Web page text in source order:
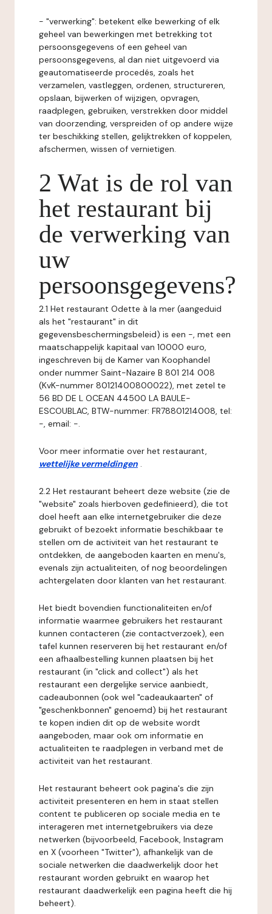
- "verwerking": betekent elke bewerking of elk
geheel van bewerkingen met betrekking tot
persoonsgegevens of een geheel van
persoonsgegevens, al dan niet uitgevoerd via
geautomatiseerde procedés, zoals het
verzamelen, vastleggen, ordenen, structureren,
opslaan, bijwerken of wijzigen, opvragen,
raadplegen, gebruiken, verstrekken door middel
van doorzending, verspreiden of op andere wijze
ter beschikking stellen, gelijktrekken of koppelen,
afschermen, wissen of vernietigen.
2 Wat is de rol van
het restaurant bij
de verwerking van
uw
persoonsgegevens?
2.1 Het restaurant Odette à la mer (aangeduid
als het "restaurant" in dit
gegevensbeschermingsbeleid) is een -, met een
maatschappelijk kapitaal van 10000 euro,
ingeschreven bij de Kamer van Koophandel
onder nummer Saint-Nazaire B 801 214 008
(KvK-nummer 80121400800022), met zetel te
56 BD DE L OCEAN 44500 LA BAULE-
ESCOUBLAC, BTW-nummer: FR78801214008, tel:
-, email: -.
Voor meer informatie over het restaurant,
wettelijke vermeldingen .
2.2 Het restaurant beheert deze website (zie de
"website" zoals hierboven gedefinieerd), die tot
doel heeft aan elke internetgebruiker die deze
gebruikt of bezoekt informatie beschikbaar te
stellen om de activiteit van het restaurant te
ontdekken, de aangeboden kaarten en menu's,
evenals zijn actualiteiten, of nog beoordelingen
achtergelaten door klanten van het restaurant.
Het biedt bovendien functionaliteiten en/of
informatie waarmee gebruikers het restaurant
kunnen contacteren (zie contactverzoek), een
tafel kunnen reserveren bij het restaurant en/of
een afhaalbestelling kunnen plaatsen bij het
restaurant (in "click and collect") als het
restaurant een dergelijke service aanbiedt,
cadeaubonnen (ook wel "cadeaukaarten" of
"geschenkbonnen" genoemd) bij het restaurant
te kopen indien dit op de website wordt
aangeboden, maar ook om informatie en
actualiteiten te raadplegen in verband met de
activiteit van het restaurant.
Het restaurant beheert ook pagina's die zijn
activiteit presenteren en hem in staat stellen
content te publiceren op sociale media en te
interageren met internetgebruikers via deze
netwerken (bijvoorbeeld, Facebook, Instagram
en X (voorheen "Twitter"), afhankelijk van de
sociale netwerken die daadwerkelijk door het
restaurant worden gebruikt en waarop het
restaurant daadwerkelijk een pagina heeft die hij
beheert).